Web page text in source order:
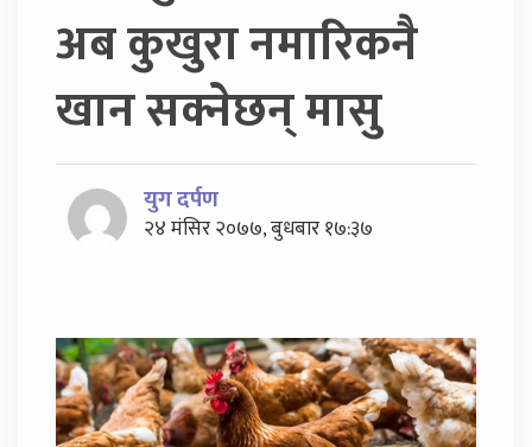
अब कुखुरा नमारिकनै
खान सक्नेछन् मासु
युग दर्पण
२४ मंसिर २०७७, बुधबार १७:३७